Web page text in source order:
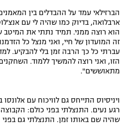
הברזילאי עמד על ההבדלים בין
ארבלואה, בדיוק כמו שהיה לי עם
הוא רוצה ממני. תמיד נתתי את המיטב
זה המועדון של חיי, ואני מנצל כל
עברתי כל כך הרבה זמן בלי להבקיע.
הזו, ואני רוצה להמשיך ללמוד.
מתאוששים".
ויניסיוס התייחס גם לוויכוח עם
רגע נעים. התנצלתי בפני כולם:
שהיה שם באותו זמן. התנצלתי גם